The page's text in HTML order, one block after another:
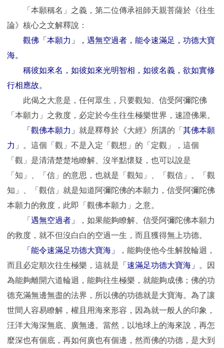
「本願稱名」之義，第二位傳承祖師天親菩薩於《往生
論》核心之文解釋說：
觀佛「本願力」，遇無空過者，能令速滿足，功德大寶
海。
稱彼如來名，如彼如來光明智相，如彼名義，欲如實修
行相應故。
此偈之大意是，任何眾生，只要觀知、信受阿彌陀佛
「本願力」之救度，必定於今生往生極樂世界，速證佛果。
「觀佛本願力」 就是釋尊於《大經》所講的「 其佛本願
力 」。這個「觀」不是入定「觀想」的「定觀」，這個
「觀」是清清楚楚地瞭解、沒半點懷疑，也可以說是
「知」、「信」的意思，也就是「觀知」、「觀信」。「觀
知」、「觀信」就是知道阿彌陀佛的本願力，信受阿彌陀佛
本願力的救度，此即「觀佛本願力」之意。
「 遇無空過者」
，如果能夠瞭解、信受阿彌陀佛本願力
的救度，就不但沒白白的空過一生，而且獲得無上功德。
「能令速滿足功德大寶海」
，能夠使他今生解脫輪迴，
而且必定順次往生極樂，這就是 「速滿足功德大寶海」
。因
為能夠離開六道輪迴，能夠往生極樂，就能夠成佛；佛的功
德充滿無邊無盡的法界，所以佛的功德就是大寶海。為了讓
世間人容易瞭解，權且用海來形容，因為就一般人的印象，
汪洋大海深無底、廣無邊。當然，以地球上的海來說，再怎
麼深也有個底，再如何廣也有個邊，然而佛的功德，是大到